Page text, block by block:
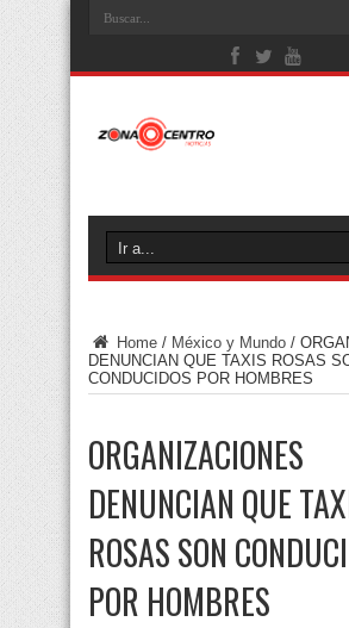
Home / México y Mundo /
DENUNCIAN QUE TAXIS ROSAS
CONDUCIDOS POR HOMBRES
ORGANIZACIONES
DENUNCIAN QUE
ROSAS SON
POR HOMBRES